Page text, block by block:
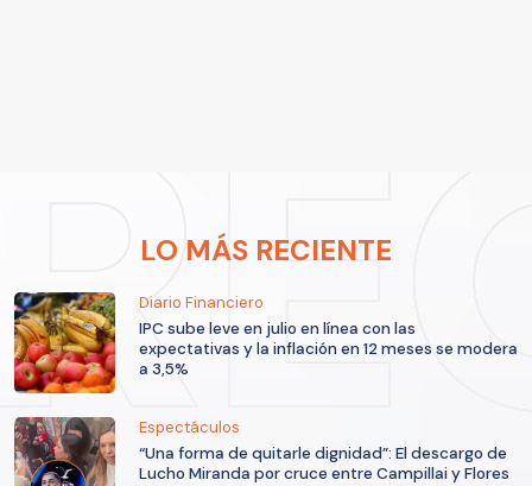
LO MÁS RECIENTE
Diario Financiero
IPC sube leve en julio en línea con las
expectativas y la inflación en 12 meses se modera
a 3,5%
Espectáculos
“Una forma de quitarle dignidad”: El descargo de
Lucho Miranda por cruce entre Campillai y Flores